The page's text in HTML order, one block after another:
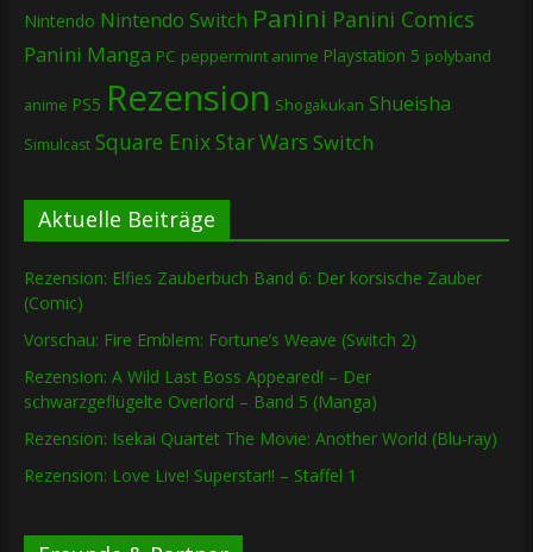
Nintendo Nintendo Switch Panini Panini Comics
Panini Manga PC peppermint anime Playstation 5 polyband
anime PS5 Rezension Shogakukan Shueisha
Simulcast Square EnixStar Wars Switch
Aktuelle Beiträge
Rezension: Elfies Zauberbuch Band 6: Der korsische Zauber
(Comic)
Vorschau: Fire Emblem: Fortune’s Weave (Switch 2)
Rezension: A Wild Last Boss Appeared! – Der
schwarzgeflügelte Overlord – Band 5 (Manga)
Rezension: Isekai Quartet The Movie: Another World (Blu-ray)
Rezension: Love Live! Superstar!! – Staffel 1